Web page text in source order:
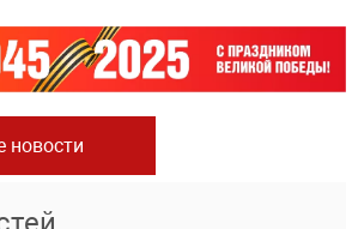
новости